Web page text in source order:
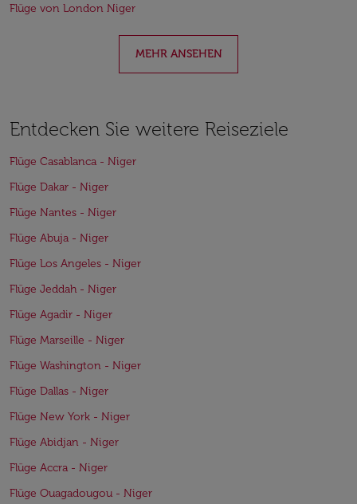
Flüge von London Niger
MEHR ANSEHEN
Entdecken Sie weitere Reiseziele
Flüge Casablanca - Niger
Flüge Dakar - Niger
Flüge Nantes - Niger
Flüge Abuja - Niger
Flüge Los Angeles - Niger
Flüge Jeddah - Niger
Flüge Agadir - Niger
Flüge Marseille - Niger
Flüge Washington - Niger
Flüge Dallas - Niger
Flüge New York - Niger
Flüge Abidjan - Niger
Flüge Accra - Niger
Flüge Ouagadougou - Niger